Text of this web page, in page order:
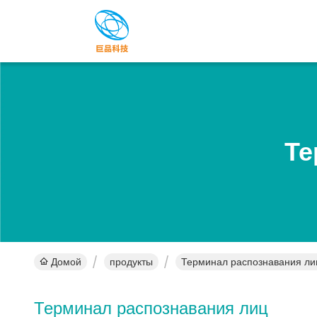
Домой продукты Терминал распознавания
Терминал распознавания лиц